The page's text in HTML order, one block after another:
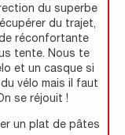
du superbe
du trajet,
réconfortante
tente. Nous te
et un casque si
vélo mais il faut
se réjouit !
un plat de pâtes